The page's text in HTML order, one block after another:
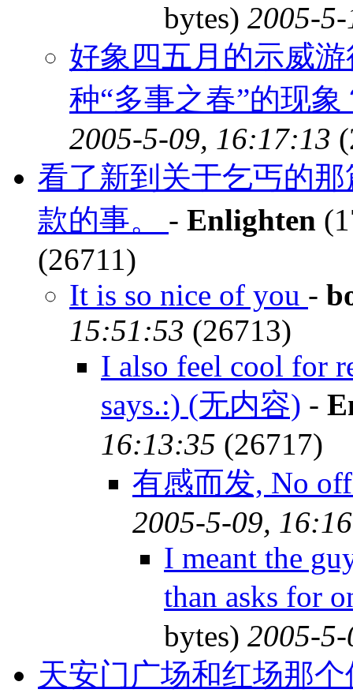
bytes) 2005-
好象四五月的示威
种“多事之春”的现
2005-5-09, 16:17:13
看了新到关于乞丐的
款的事。 - Enlighten
(26711)
It is so nice of you -
15:51:53 (26713)
I also feel cool for
says.:) (无内容) -
16:13:35 (26717)
有感而发, No
2005-5-09,
I meant the
than asks for
bytes) 2005-
天安门广场和红场那